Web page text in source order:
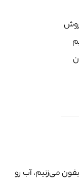
می‌زنیم، آب رو